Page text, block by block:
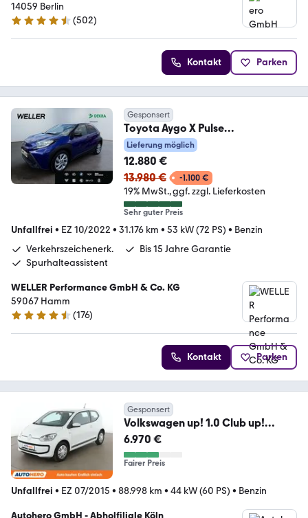
14059 Berlin
4.5 Sterne
(502)
Kontakt Parken
Gesponsert
Toyota Aygo X Pulse
*ACC*CarPlay*SHZ*Kamera*DAB
*Bi-Tone
Lieferung möglich
12.880 €
13.980 €
-1.100 €
19% MwSt. ggf. zzgl. Lieferkosten
Sehr guter Preis
Unfallfrei • EZ 10/2022 • 31.176 km • 53 kW (72 PS) • Benzin
Verkehrszeichenerk.
Bis 15 Jahre Garantie
Spurhalteassistent
WELLER Performance GmbH & Co. KG
59067 Hamm
4.6 Sterne
(176)
Kontakt Parken
Gesponsert
Volkswagen up! 1.0 Club up!
*NAVI*PDC*KLIMA*GARANTIE*
6.970 €
Fairer Preis
Unfallfrei • EZ 07/2015 • 88.998 km • 44 kW (60 PS) • Benzin